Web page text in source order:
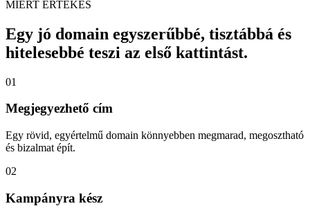
MIÉRT ÉRTÉKES
Egy jó domain egyszerűbbé, tisztábbá és
hitelesebbé teszi az első kattintást.
01
Megjegyezhető cím
Egy rövid, egyértelmű domain könnyebben megmarad, megosztható
és bizalmat épít.
02
Kampányra kész